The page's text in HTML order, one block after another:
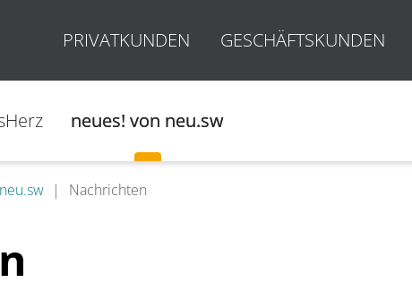
PRIVATKUNDEN GESCHÄFTSKUNDEN
neues! von neu.sw
Nachrichten